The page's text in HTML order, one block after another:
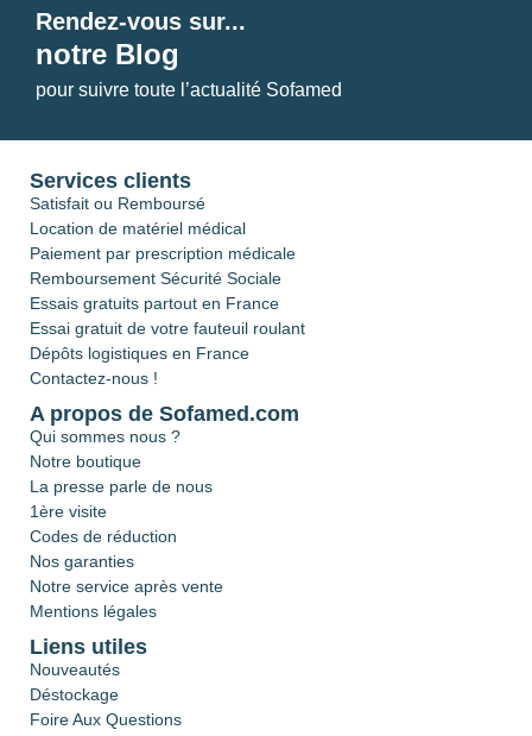
Rendez-vous sur...
notre Blog
pour suivre toute l’actualité Sofamed
Services clients
Satisfait ou Remboursé
Location de matériel médical
Paiement par prescription médicale
Remboursement Sécurité Sociale
Essais gratuits partout en France
Essai gratuit de votre fauteuil roulant
Dépôts logistiques en France
Contactez-nous !
A propos de Sofamed.com
Qui sommes nous ?
Notre boutique
La presse parle de nous
1ère visite
Codes de réduction
Nos garanties
Notre service après vente
Mentions légales
Liens utiles
Nouveautés
Déstockage
Foire Aux Questions